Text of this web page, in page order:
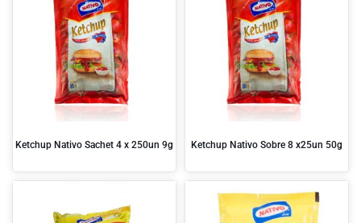
Ketchup Nativo Sachet 4 x 250un 9g Ketchup Nativo Sobre 8 x25un 50g